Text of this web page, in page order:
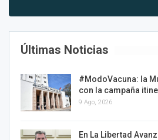
Últimas Noticias
#ModoVacuna: la
con la campaña
9 Ago, 2026
En La Libertad